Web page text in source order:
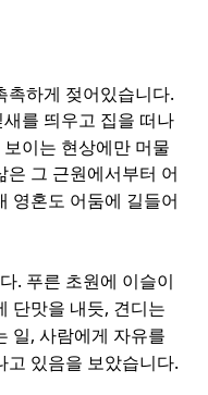
촉하게 젖어있습니다.
를 띄우고 집을 떠나
보이는 현상에만 머물
은 그 근원에서부터 어
영혼도 어둠에 길들어
. 푸른 초원에 이슬이
단맛을 내듯, 견디는
일,사람에게 자유를
고 있음을 보았습니다.